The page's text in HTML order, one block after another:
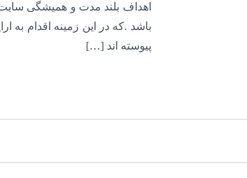
اهداف بلند مدت و همیشگی
باشد .که در این زمینه اقدام به
پیوسته اند […]